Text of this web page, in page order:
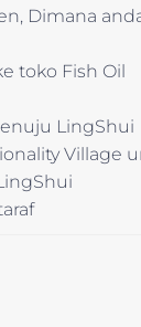
Dimana
toko Fish Oil
LingShui
Village